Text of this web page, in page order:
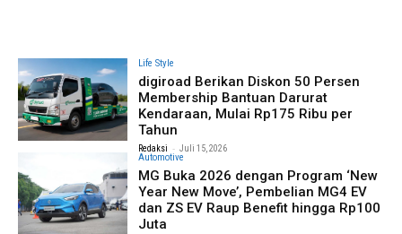
Life Style
digiroad Berikan Diskon 50 Persen
Membership Bantuan Darurat
Kendaraan, Mulai Rp175 Ribu per
Tahun
Redaksi - Juli 15, 2026
Automotive
MG Buka 2026 dengan Program ‘New
Year New Move’, Pembelian MG4 EV
dan ZS EV Raup Benefit hingga Rp100
Juta